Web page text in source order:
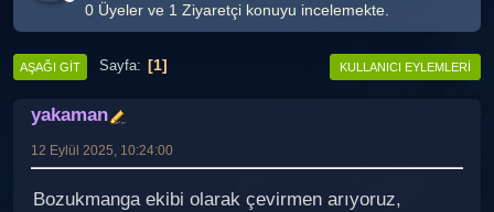
0 Üyeler ve 1 Ziyaretçi konuyu incelemekte.
AŞAĞI GIT Sayfa 1 KULLANICI EYLEMLERI
yakaman
12 Eylül 2025, 10:24:00
Bozukmanga ekibi olarak çevirmen arıyoruz,